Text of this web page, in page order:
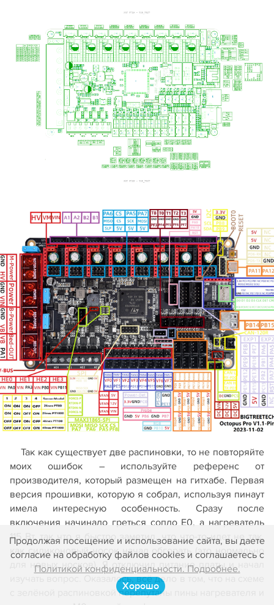
Продолжая посещение и использование сайта, вы даете
согласие на обработку файлов cookies и соглашаетесь с
Политикой конфиденциальности. Подробнее.
Хорошо
Так как существует две распиновки, то не повторяйте
моих ошибок – используйте референс от
производителя, который размещен на гитхабе. Первая
версия прошивки, которую я собрал, используя пинаут
имела интересную особенность. Сразу после
включения начинало греться сопло Е0, а нагреватель
115 Вт, так что я быстро заметил, что что-то идет не так,
как силиконовый носок начал обгорать (это нормально
для новых носков). Я отключил питание платы и начал
изучать вопрос. Оказалось, всё дело в том, что на схеме
с зелёной распиновкой перепутаны пины нагревателя и